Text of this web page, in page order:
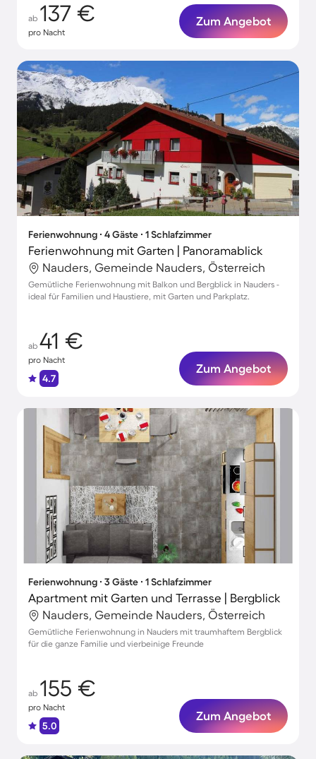
ab 137 €
pro Nacht
Zum Angebot
Ferienwohnung ∙ 4 Gäste ∙ 1 Schlafzimmer
Ferienwohnung mit Garten | Panoramablick
Nauders, Gemeinde Nauders, Österreich
Gemütliche Ferienwohnung mit Balkon und Bergblick in Nauders -
ideal für Familien und Haustiere, mit Garten und Parkplatz.
ab 41 €
pro Nacht
4.7
Zum Angebot
Ferienwohnung ∙ 3 Gäste ∙ 1 Schlafzimmer
Apartment mit Garten und Terrasse | Bergblick
Nauders, Gemeinde Nauders, Österreich
Gemütliche Ferienwohnung in Nauders mit traumhaftem Bergblick
für die ganze Familie und vierbeinige Freunde
ab 155 €
pro Nacht
5.0
Zum Angebot